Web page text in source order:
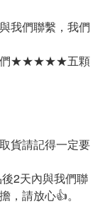
我們聯繫，我們
我們★★★★★五顆
貨請記得一定要
2天內與我們聯
，請放心👍。